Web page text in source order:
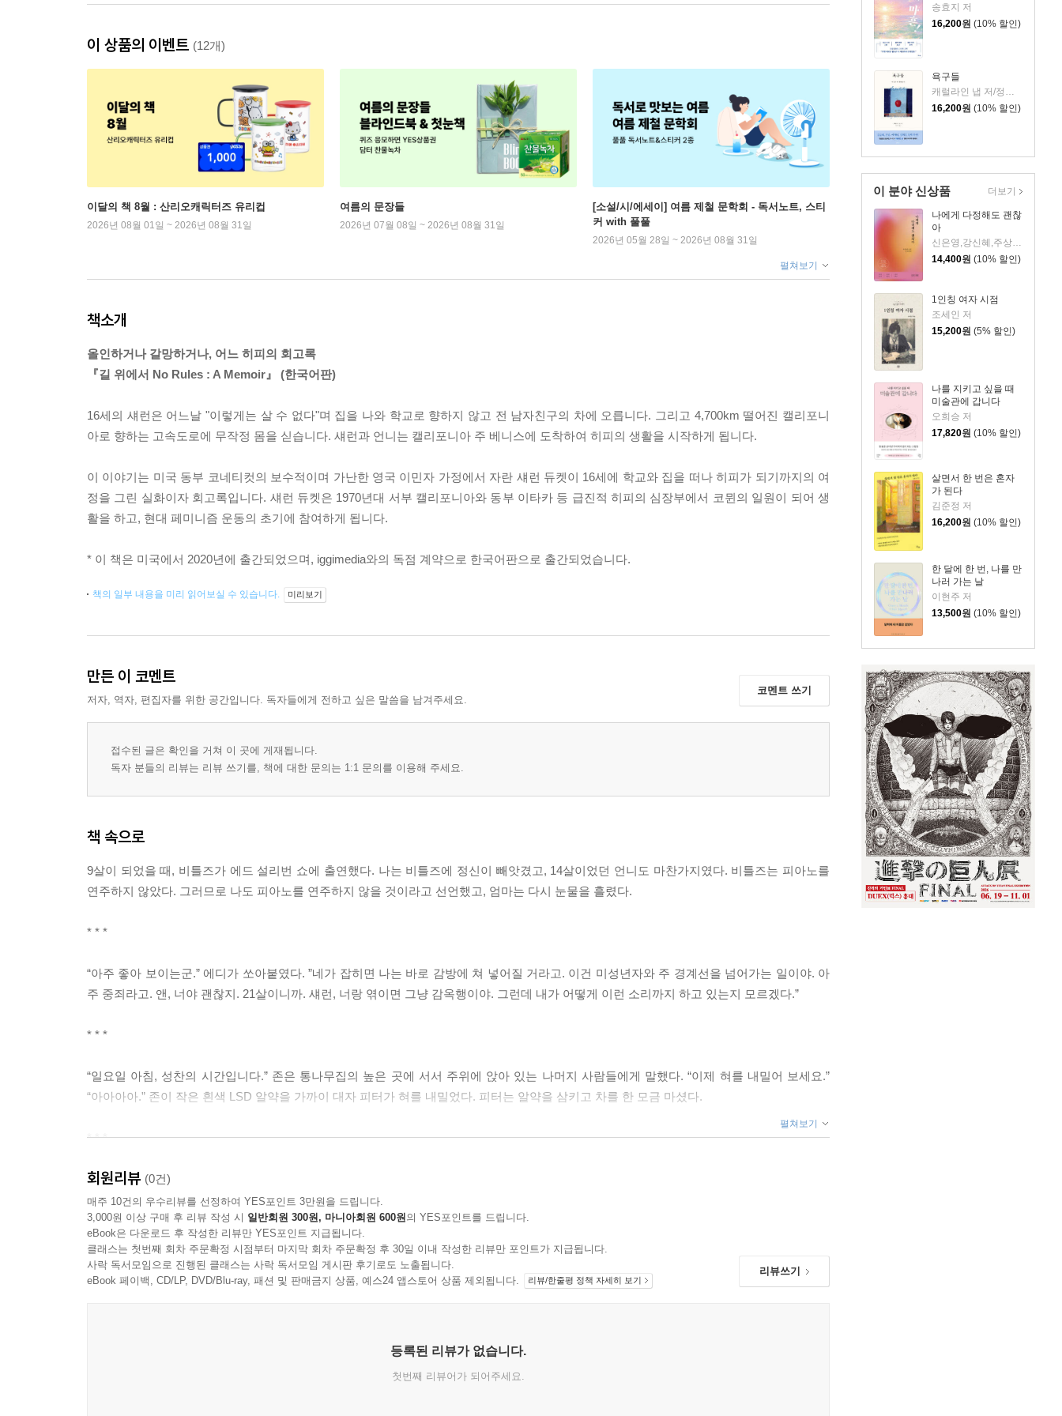
송효지 저
16,200원 (10% 할인)
욕구들
캐럴라인 냅 저/정지인 역
16,200원 (10% 할인)
이 분야 신상품
나에게 다정해도 괜찮
아
신은영,강신혜,주상희,윤근영,정현숙 저
14,400원 (10% 할인)
1인칭 여자 시점
조세인 저
15,200원 (5% 할인)
나를 지키고 싶을 때
미술관에 갑니다
오희승 저
17,820원 (10% 할인)
살면서 한 번은 혼자
가 된다
김준정 저
16,200원 (10% 할인)
한 달에 한 번, 나를 만
나러 가는 날
이현주 저
13,500원 (10% 할인)
더보기
이 상품의 이벤트 (12개)
이달의 책 8월 : 산리오캐릭터즈 유리컵
2026년 08월 01일 ~ 2026년 08월 31일
여름의 문장들
2026년 07월 08일 ~ 2026년 08월 31일
[소설/시/에세이] 여름 제철 문학회 - 독서노트, 스티
커 with 풀풀
2026년 05월 28일 ~ 2026년 08월 31일
펼쳐보기
책소개
올인하거나 갈망하거나, 어느 히피의 회고록
『길 위에서 No Rules : A Memoir』 (한국어판)
16세의 섀런은 어느날 "이렇게는 살 수 없다"며 집을 나와 학교로 향하지 않고 전 남자친구의 차에 오릅니다. 그리고 4,700km 떨어진 캘리포니
아로 향하는 고속도로에 무작정 몸을 싣습니다. 섀런과 언니는 캘리포니아 주 베니스에 도착하여 히피의 생활을 시작하게 됩니다.
이 이야기는 미국 동부 코네티컷의 보수적이며 가난한 영국 이민자 가정에서 자란 섀런 듀켓이 16세에 학교와 집을 떠나 히피가 되기까지의 여
정을 그린 실화이자 회고록입니다. 섀런 듀켓은 1970년대 서부 캘리포니아와 동부 이타카 등 급진적 히피의 심장부에서 코뮌의 일원이 되어 생
활을 하고, 현대 페미니즘 운동의 초기에 참여하게 됩니다.
* 이 책은 미국에서 2020년에 출간되었으며, iggimedia와의 독점 계약으로 한국어판으로 출간되었습니다.
책의 일부 내용을 미리 읽어보실 수 있습니다. 미리보기
만든 이 코멘트
저자, 역자, 편집자를 위한 공간입니다. 독자들에게 전하고 싶은 말씀을 남겨주세요.
코멘트 쓰기
접수된 글은 확인을 거쳐 이 곳에 게재됩니다.
독자 분들의 리뷰는 리뷰 쓰기를, 책에 대한 문의는 1:1 문의를 이용해 주세요.
책 속으로
9살이 되었을 때, 비틀즈가 에드 설리번 쇼에 출연했다. 나는 비틀즈에 정신이 빼앗겼고, 14살이었던 언니도 마찬가지였다. 비틀즈는 피아노를
연주하지 않았다. 그러므로 나도 피아노를 연주하지 않을 것이라고 선언했고, 엄마는 다시 눈물을 흘렸다.
* * *
“아주 좋아 보이는군.” 에디가 쏘아붙였다. ”네가 잡히면 나는 바로 감방에 쳐 넣어질 거라고. 이건 미성년자와 주 경계선을 넘어가는 일이야. 아
주 중죄라고. 앤, 너야 괜찮지. 21살이니까. 섀런, 너랑 엮이면 그냥 감옥행이야. 그런데 내가 어떻게 이런 소리까지 하고 있는지 모르겠다.”
* * *
“일요일 아침, 성찬의 시간입니다.” 존은 통나무집의 높은 곳에 서서 주위에 앉아 있는 나머지 사람들에게 말했다. “이제 혀를 내밀어 보세요.”
“아아아아.” 존이 작은 흰색 LSD 알약을 가까이 대자 피터가 혀를 내밀었다. 피터는 알약을 삼키고 차를 한 모금 마셨다.
* * *
그러나 가톨릭과 부모의 가르침을 저버린 상태의 나는 완전한 백지였다. 금욕이 답이 아니라고는 확신했지만 완전한 무절제 또한 더 나은 것이
있을까? 나는 자유롭게 관습을 벗어나는 사람들을 부러워했다. 내가 조와 섹스를 하면 나락으로 떨어지게 될까? 아니면 해방이 되는 것일까? 교
회, 부모님, 혹은 함께 있던 남자, 그 무엇이 되었든 항상 옆에 있는 누군가가 나를 대신해 결정을 내리고 어떤 규칙을 따라야 하는지 말해 주는
것 같았다. 나는 “내”가 원하는 것이 무엇인지를 전혀 몰랐다.
--- 본문 중에서
펼쳐보기
회원리뷰 (0건)
매주 10건의 우수리뷰를 선정하여 YES포인트 3만원을 드립니다.
3,000원 이상 구매 후 리뷰 작성 시 일반회원 300원, 마니아회원 600원의 YES포인트를 드립니다.
eBook은 다운로드 후 작성한 리뷰만 YES포인트 지급됩니다.
클래스는 첫번째 회차 주문확정 시점부터 마지막 회차 주문확정 후 30일 이내 작성한 리뷰만 포인트가 지급됩니다.
사락 독서모임으로 진행된 클래스는 사락 독서모임 게시판 후기로도 노출됩니다.
eBook 페이백, CD/LP, DVD/Blu-ray, 패션 및 판매금지 상품, 예스24 앱스토어 상품 제외됩니다.
리뷰/한줄평 정책 자세히 보기
리뷰쓰기
등록된 리뷰가 없습니다.
첫번째 리뷰어가 되어주세요.